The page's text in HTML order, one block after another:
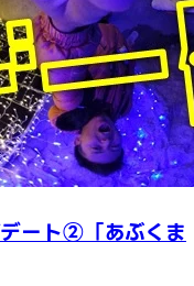
ート②「あぶくま